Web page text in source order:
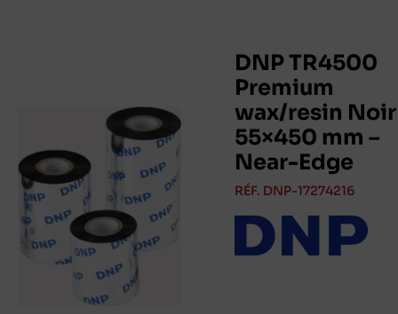
DNP TR4500
Premium
wax/resin Noir
55×450 mm –
Near-Edge
RÉF. DNP-17274216